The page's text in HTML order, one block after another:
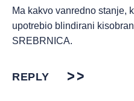
Ma kakvo vanredno stanje,
upotrebio blindirani kisobran
SREBRNICA.
REPLY